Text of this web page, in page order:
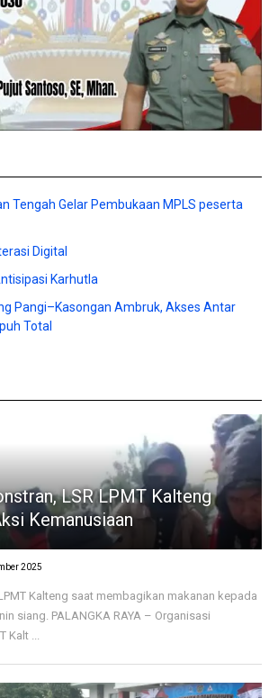
Tengah Gelar Pembukaan MPLS peserta
Digital
Karhutla
Pangi–Kasongan Ambruk, Akses Antar
Total
LSR LPMT Kalteng
Kemanusiaan
2025
Kalteng saat membagikan makanan kepada
siang. PALANGKA RAYA – Organisasi
Kalt ...